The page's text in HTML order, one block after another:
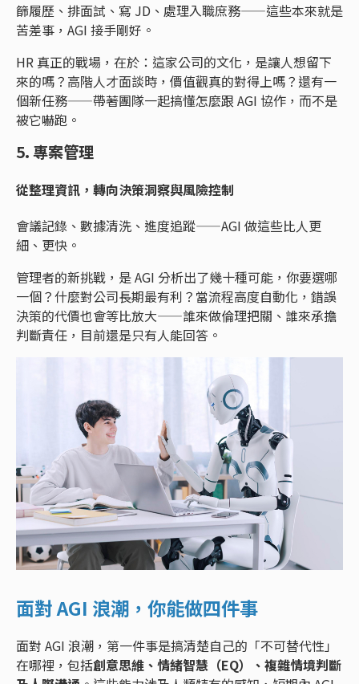
篩履歷、排面試、寫 JD、處理入職庶務——這些本來就是
苦差事，AGI 接手剛好。
HR 真正的戰場，在於：這家公司的文化，是讓人想留下
來的嗎？高階人才面談時，價值觀真的對得上嗎？還有一
個新任務——帶著團隊一起搞懂怎麼跟 AGI 協作，而不是
被它嚇跑。
5. 專案管理
從整理資訊，轉向決策洞察與風險控制
會議記錄、數據清洗、進度追蹤——AGI 做這些比人更
細、更快。
管理者的新挑戰，是 AGI 分析出了幾十種可能，你要選哪
一個？什麼對公司長期最有利？當流程高度自動化，錯誤
決策的代價也會等比放大——誰來做倫理把關、誰來承擔
判斷責任，目前還是只有人能回答。
面對 AGI 浪潮，你能做四件事
面對 AGI 浪潮，第一件事是搞清楚自己的「不可替代性」
在哪裡，包括創意思維、情緒智慧（EQ）、複雜情境判斷